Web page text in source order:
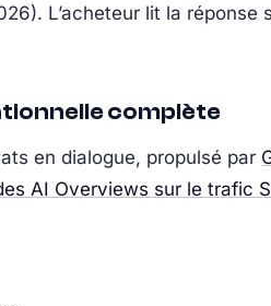
L’acheteur lit la
complète
en dialogue, propulsé par
AI Overviews sur le trafic